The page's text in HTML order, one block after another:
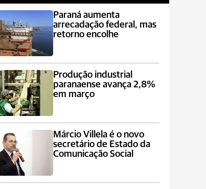
Paraná aumenta
arrecadação federal, mas
retorno encolhe
Produção industrial
paranaense avança 2,8%
em março
Márcio Villela é o novo
secretário de Estado da
Comunicação Social